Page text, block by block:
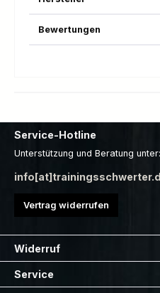
Bewertungen
Service-Hotline
Unterstützung und Beratung unter:
Vertrag widerrufen
Widerruf
Service